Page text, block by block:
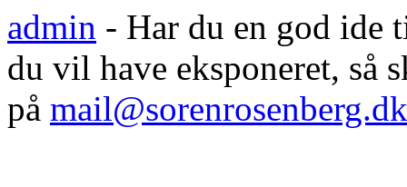
admin - Har du en god ide
du vil have eksponeret, så
på mail@sorenrosenberg.dk